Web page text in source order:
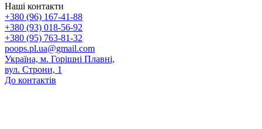
Наші контакти
+380 (96) 167-41-88
+380 (93) 018-56-92
+380 (95) 763-81-32
poops.pl.ua@gmail.com
Україна, м. Горішні Плавні,
вул. Строни, 1
До контактів